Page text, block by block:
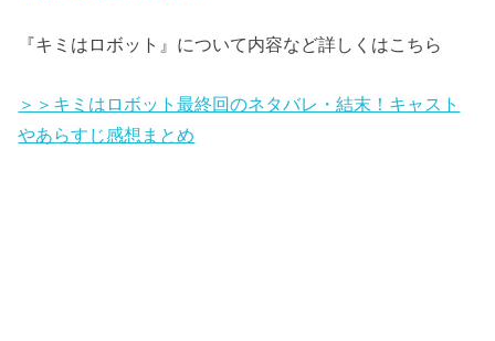
『キミはロボット』について内容など詳しくはこちら
＞＞キミはロボット最終回のネタバレ・結末！キャスト
やあらすじ感想まとめ